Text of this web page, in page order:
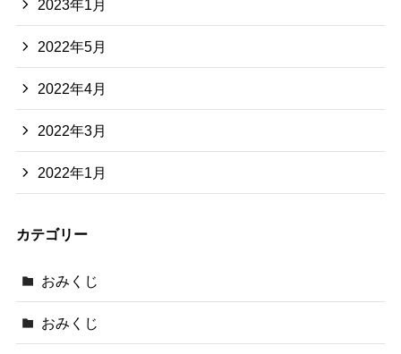
2023年1月
2022年5月
2022年4月
2022年3月
2022年1月
カテゴリー
おみくじ
おみくじ